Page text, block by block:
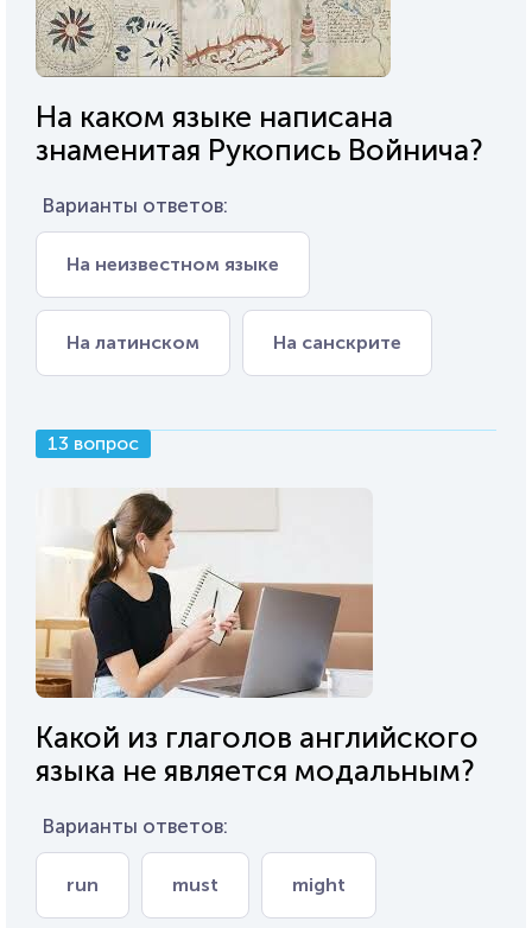
На каком языке написана
знаменитая Рукопись Войнича?
Варианты ответов:
На неизвестном языке
На латинском На санскрите
13 вопрос
Какой из глаголов английского
языка не является модальным?
Варианты ответов:
run must might